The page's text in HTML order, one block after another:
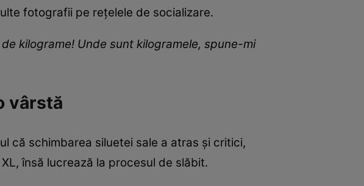
fotografii pe rețelele de socializare.
kilograme! Unde sunt kilogramele, spune-mi
vârstă
că schimbarea siluetei sale a atras și critici,
însă lucrează la procesul de slăbit.